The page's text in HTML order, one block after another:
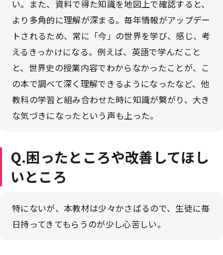
い。また、資料で得た知識を地図上で確認すると、
より多角的に理解が深まる。毎年情報がアップデー
トされるため、常に「今」の世界を学び、感じ、考
えるきっかけになる。例えば、英語で学んだこと
と、世界史の授業内容でわからなかったことが、こ
の本で調べて深く理解できるようになったなど、他
教科の学習と組み合わせた時に知識が繋がり、大き
な気づきになったという声も上った。
Q.困ったところや改善してほし
いところ
特にないが、本教材は少々かさばるので、生徒に毎
日持ってきてもらうのが少し心苦しい。